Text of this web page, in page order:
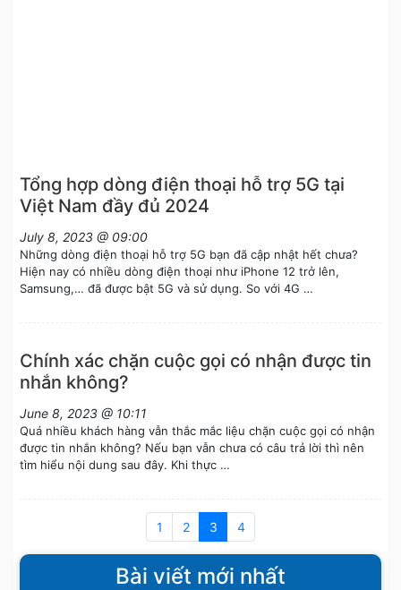
Tổng hợp dòng điện thoại hỗ trợ 5G tại
Việt Nam đầy đủ 2024
July 8, 2023 @ 09:00
Những dòng điện thoại hỗ trợ 5G bạn đã cập nhật hết chưa?
Hiện nay có nhiều dòng điện thoại như iPhone 12 trở lên,
Samsung,… đã được bật 5G và sử dụng. So với 4G …
Chính xác chặn cuộc gọi có nhận được tin
nhắn không?
June 8, 2023 @ 10:11
Quá nhiều khách hàng vẫn thắc mắc liệu chặn cuộc gọi có nhận
được tin nhắn không? Nếu bạn vẫn chưa có câu trả lời thì nên
tìm hiểu nội dung sau đây. Khi thực …
1 2 3 4
Bài viết mới nhất